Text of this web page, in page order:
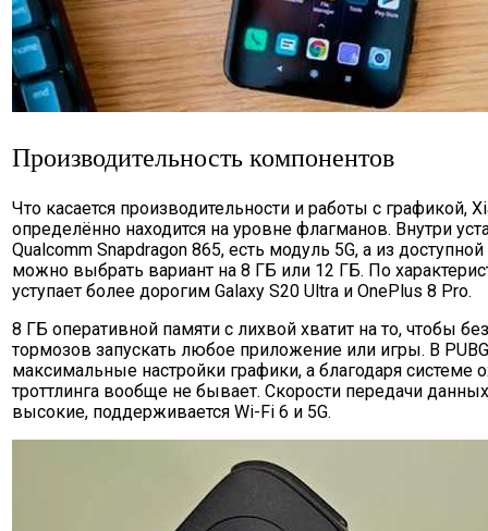
Производительность компонентов
Что касается производительности и работы с графикой,
определённо находится на уровне флагманов. Внутри
Qualcomm Snapdragon 865, есть модуль 5G, а из
можно выбрать вариант на 8 ГБ или 12 ГБ. По
уступает более дорогим Galaxy S20 Ultra и OnePlus 8 Pro.
8 ГБ оперативной памяти с лихвой хватит на то, чтобы
тормозов запускать любое приложение или игры. В
максимальные настройки графики, а благодаря системе
троттлинга вообще не бывает. Скорости передачи
высокие, поддерживается Wi-Fi 6 и 5G.